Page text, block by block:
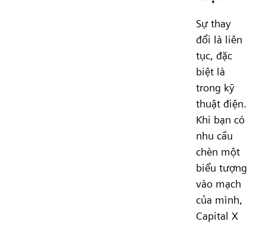
Sự thay
đổi là liên
tục, đặc
biệt là
trong kỹ
thuật điện.
Khi bạn có
nhu cầu
chèn một
biểu tượng
vào mạch
của mình,
Capital X